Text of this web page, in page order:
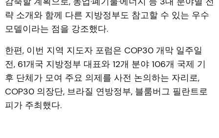
략 소개와 함께 다른 지방정부도 참고할 수 있는 우수
모델이라는 점을 강조했다.
한편, 이번 지역 지도자 포럼은 COP30 개막 일주일
전, 61개국 지방정부 대표와 12개 분야 106개 국제 기
후 단체가 모여 주요 의제를 사전 논의하는 자리로,
COP30 의장단, 브라질 연방정부, 블룸버그 필란트로
피가 주최했다.